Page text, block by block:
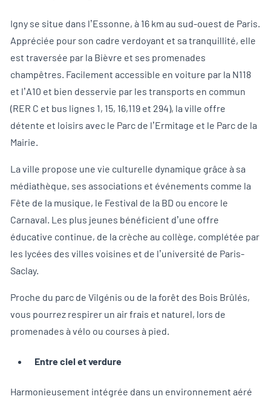
Igny se situe dans l’Essonne, à 16 km au sud-ouest de Paris.
Appréciée pour son cadre verdoyant et sa tranquillité, elle
est traversée par la Bièvre et ses promenades
champêtres. Facilement accessible en voiture par la N118
et l’A10 et bien desservie par les transports en commun
(RER C et bus lignes 1, 15, 16,119 et 294), la ville offre
détente et loisirs avec le Parc de l’Ermitage et le Parc de la
Mairie.
La ville propose une vie culturelle dynamique grâce à sa
médiathèque, ses associations et événements comme la
Fête de la musique, le Festival de la BD ou encore le
Carnaval. Les plus jeunes bénéficient d’une offre
éducative continue, de la crèche au collège, complétée par
les lycées des villes voisines et de l’université de Paris-
Saclay.
Proche du parc de Vilgénis ou de la forêt des Bois Brûlés,
vous pourrez respirer un air frais et naturel, lors de
promenades à vélo ou courses à pied.
Entre ciel et verdure
Harmonieusement intégrée dans un environnement aéré